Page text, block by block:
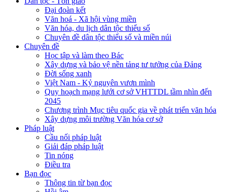
Đại đoàn kết
Văn hoá - Xã hội vùng miền
Văn hóa, du lịch dân tộc thiểu số
Chuyên đề dân tộc thiểu số và miền núi
Chuyên đề
Học tập và làm theo Bác
Xây dựng và bảo vệ nền tảng tư tưởng của Đảng
Đời sống xanh
Việt Nam - Kỷ nguyên vươn mình
Quy hoạch mạng lưới cơ sở VHTTDL tầm nhìn đến
2045
Chương trình Mục tiêu quốc gia về phát triển văn hóa
Xây dựng môi trường Văn hóa cơ sở
Pháp luật
Cầu nối pháp luật
Giải đáp pháp luật
Tin nóng
Điều tra
Bạn đọc
Thông tin từ bạn đọc